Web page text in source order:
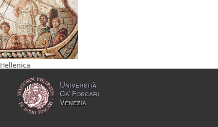
Hellenica
Università
Ca’ Foscari
Venezia